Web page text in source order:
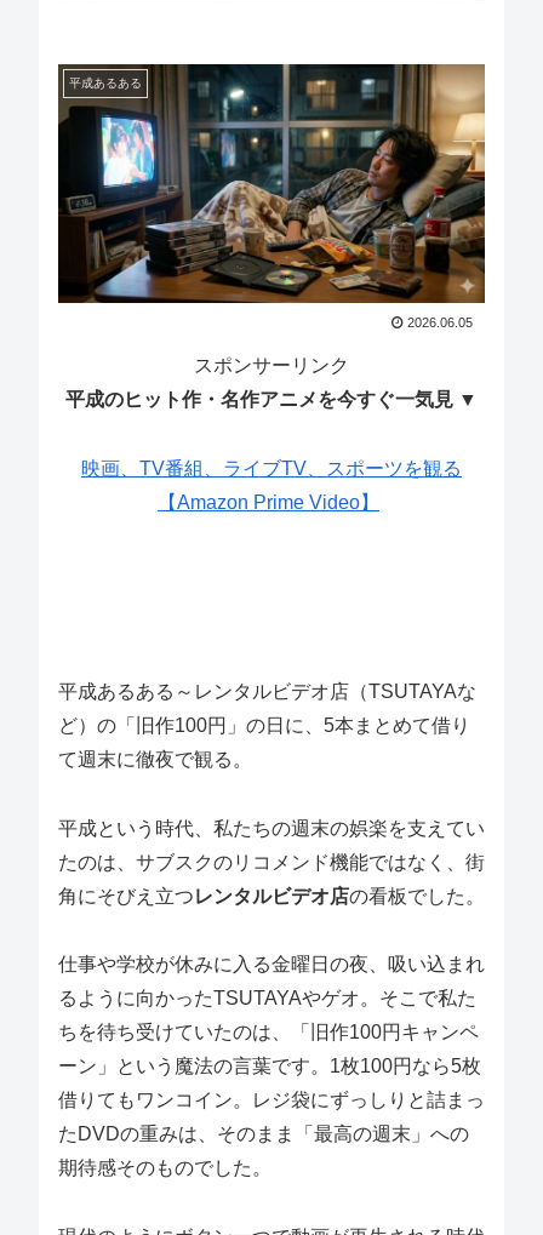
平成あるある
2026.06.05
スポンサーリンク
平成のヒット作・名作アニメを今すぐ一気見 ▼
映画、TV番組、ライブTV、スポーツを観る
【Amazon Prime Video】
平成あるある～レンタルビデオ店（TSUTAYAな
ど）の「旧作100円」の日に、5本まとめて借り
て週末に徹夜で観る。
平成という時代、私たちの週末の娯楽を支えてい
たのは、サブスクのリコメンド機能ではなく、街
角にそびえ立つレンタルビデオ店の看板でした。
仕事や学校が休みに入る金曜日の夜、吸い込まれ
るように向かったTSUTAYAやゲオ。そこで私た
ちを待ち受けていたのは、「旧作100円キャンペ
ーン」という魔法の言葉です。1枚100円なら5枚
借りてもワンコイン。レジ袋にずっしりと詰まっ
たDVDの重みは、そのまま「最高の週末」への
期待感そのものでした。